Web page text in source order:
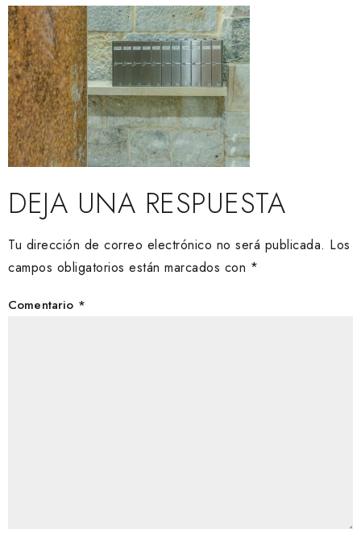
DEJA UNA RESPUESTA
Tu dirección de correo electrónico no será publicada. Los
campos obligatorios están marcados con *
Comentario *